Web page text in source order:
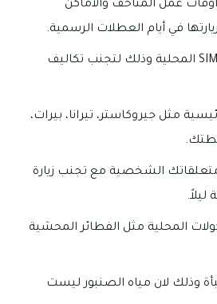
عمل المتاحف والأماكن
في أيام العطلات الرسمية.
يفضل شراء بطاقة SIM المحلية وذلك لتجنب تكاليف
مثل جيروكاستر، تيرانا، بيرات،
الشخصية مع تجنب زيارة
ليلاً.
المحلية مثل الفطائر المحشية
وذلك لان مياه الصنبور ليست